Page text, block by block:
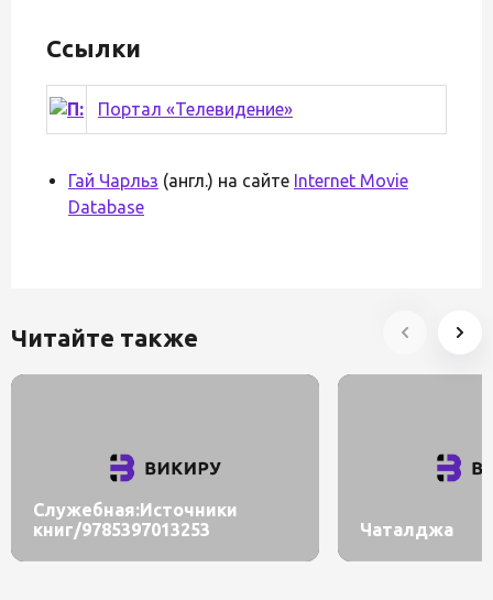
Ссылки
Портал «Телевидение»
Гай Чарльз (англ.) на сайте Internet Movie
Database
Читайте также
Служебная:Источники
книг/9785397013253
Чаталджа